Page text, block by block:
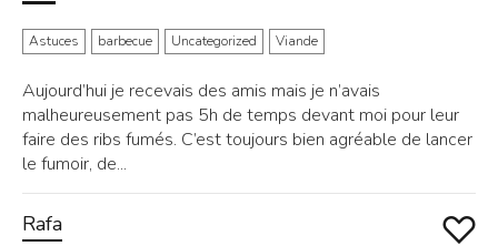
Astuces barbecue Uncategorized Viande
Aujourd’hui je recevais des amis mais je n’avais
malheureusement pas 5h de temps devant moi pour leur
faire des ribs fumés. C’est toujours bien agréable de lancer
le fumoir, de...
Rafa